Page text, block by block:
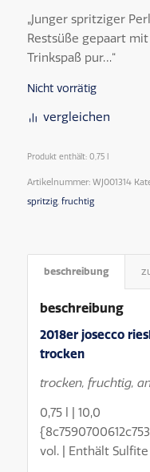
„Junger spritziger
Restsüße gepaart
Trinkspaß pur…“
Nicht vorrätig
vergleichen
Produkt enthält: 0,75
Artikelnummer: WJ001314
spritzig, fruchtig
beschreibung
beschreibung
2018er josecco
trocken
trocken, fruchtig,
0,75 l | 10,0
vol. | Enthält Sulfite